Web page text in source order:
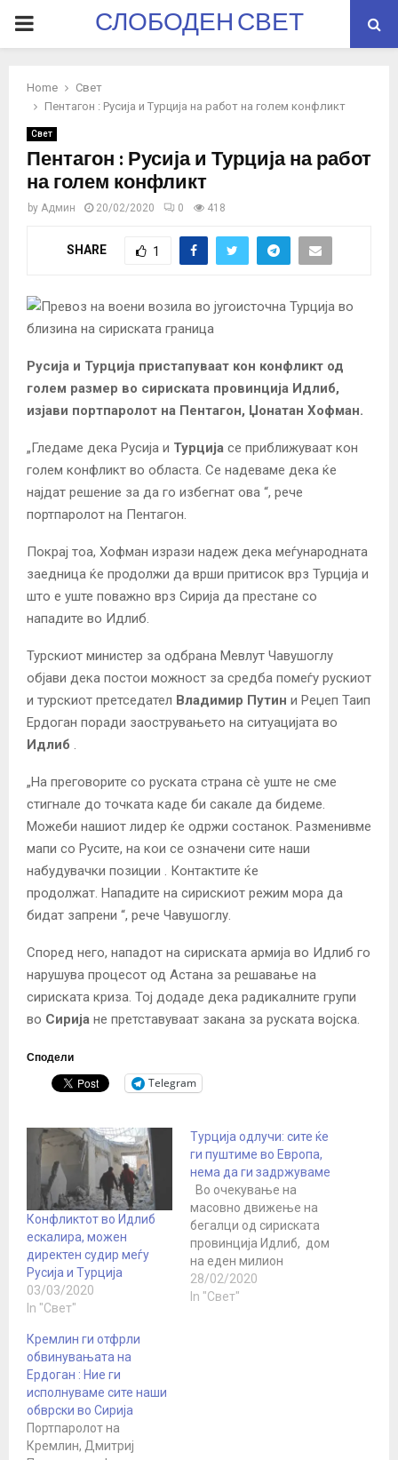
PRIMARYСЛОБОДЕН СВЕТ
Home
Свет
Пентагон : Русија и Турција на работ на голем конфликт
Свет
Пентагон : Русија и Турција на работ
на голем конфликт
by Админ 20/02/2020 0 418
SHARE 1
Русија и Турција пристапуваат кон конфликт од
голем размер во сириската провинција Идлиб,
изјави портпаролот на Пентагон, Џонатан Хофман.
„Гледаме дека Русија и Турција се приближуваат кон
голем конфликт во областа. Се надеваме дека ќе
најдат решение за да го избегнат ова “, рече
портпаролот на Пентагон.
Покрај тоа, Хофман изрази надеж дека меѓународната
заедница ќе продолжи да врши притисок врз Турција и
што е уште поважно врз Сирија да престане со
нападите во Идлиб.
Турскиот министер за одбрана Мевлут Чавушоглу
објави дека постои можност за средба помеѓу рускиот
и турскиот претседател Владимир Путин и Реџеп Таип
Ердоган поради заострувањето на ситуацијата во
Идлиб
„На преговорите со руската страна сè уште не сме
стигнале до точката каде би сакале да бидеме.
Можеби нашиот лидер ќе одржи состанок. Разменивме
мапи со Русите, на кои се означени сите наши
набудувачки позиции . Контактите ќе
продолжат. Нападите на сирискиот режим мора да
бидат запрени “, рече Чавушоглу.
Според него, нападот на сириската армија во Идлиб го
нарушува процесот од Астана за решавање на
сириската криза. Тој додаде дека радикалните групи
во Сирија не претставуваат закана за руската војска.
Сподели
Telegram
Конфликтот во Идлиб
ескалира, можен
директен судир меѓу
Русија и Турција
03/03/2020
In "Свет"
Турција одлучи: сите ќе
ги пуштиме во Европа,
нема да ги задржуваме
Во очекување на
масовно движење на
бегалци од сириската
провинција Идлиб, дом
на еден милион
раселени лица, Турција
донесе одлука повеќе
28/02/2020
In "Свет"
Кремлин ги отфрли
обвинувањата на
Ердоган : Ние ги
исполнуваме сите наши
обврски во Сирија
Портпаролот на
Кремлин, Дмитриј